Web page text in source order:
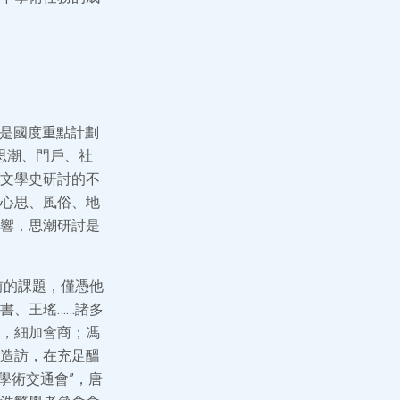
國度重點計劃
潮、門戶、社
學史研討的不
思、風俗、地
，思潮研討是
課題，僅憑他
、王瑤……諸多
細加會商；馮
訪，在充足醞
術交通會”，唐